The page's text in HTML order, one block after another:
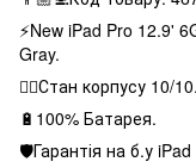
⚡️New iPad Pro 12.9'
Gray.
👌🏻Стан корпусу 10/10.
🔋100% Батарея.
🛡Гарантія на б.у iPad